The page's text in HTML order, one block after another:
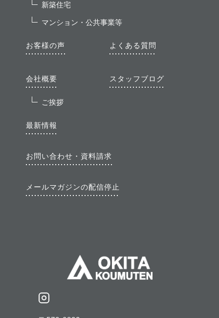
新築住宅
マンション・公共事業等
お客様の声 よくある質問
会社概要
ご挨拶
スタッフブログ
最新情報
お問い合わせ・資料請求
メールマガジンの配信停止